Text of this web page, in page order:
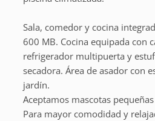
Sala, comedor y cocina
600 MB. Cocina equipada con
refrigerador multipuerta y
secadora. Área de asador con
jardín.
Aceptamos mascotas
Para mayor comodidad y